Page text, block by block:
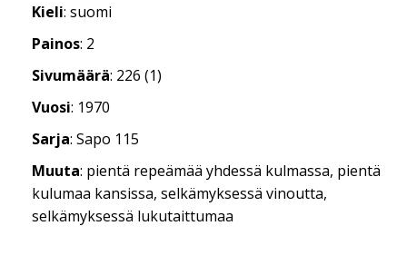
Kieli: suomi
Painos: 2
Sivumäärä: 226 (1)
Vuosi: 1970
Sarja: Sapo 115
Muuta: pientä repeämää yhdessä kulmassa, pientä
kulumaa kansissa, selkämyksessä vinoutta,
selkämyksessä lukutaittumaa